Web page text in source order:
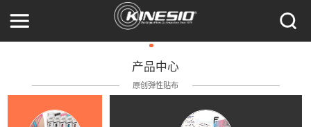
产品中心
原创弹性贴布